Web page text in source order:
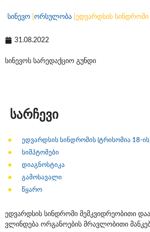
სინევო ორსულობა ედვარდსის
31.08.2022
სინევოს სარედაქციო გუნდი
სარჩევი
ედვარდსის სინდრომის (ტრისომია 18-ის)
სიმპტომები
დიაგნოსტიკა
გამოსავალი
წყარო
ედვარდსის სინდრომი მემკვიდრეობითი
ვლინდება ორგანოების მრავლობითი